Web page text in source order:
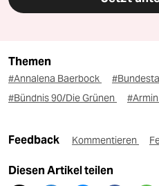
Themen
#Annalena Baerbock
#Bündnis 90/Die Grünen
Feedback Kommentieren
Diesen Artikel teilen